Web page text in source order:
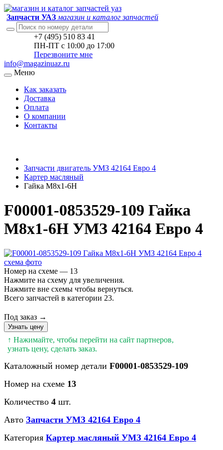
Запчасти УАЗ магазин и каталог запчастей
+7 (495) 510 83 41
ПН-ПТ с 10:00 до 17:00
Перезвоните мне
info@magazinuaz.ru
Меню
Как заказать
Доставка
Оплата
О компании
Контакты
Запчасти двигатель УМЗ 42164 Евро 4
Картер масляный
Гайка М8х1-6H
F00001-0853529-109 Гайка
М8х1-6H УМЗ 42164 Евро 4
Номер на схеме — 13
Нажмите на схему для увеличения.
Нажмите вне схемы чтобы вернуться.
Всего запчастей в категории 23.
Под заказ →
Узнать цену
↑ Нажимайте, чтобы перейти на сайт партнеров,
узнать цену, сделать заказ.
Каталожный номер детали F00001-0853529-109
Номер на схеме 13
Количество 4 шт.
Авто Запчасти УМЗ 42164 Евро 4
Категория Картер масляный УМЗ 42164 Евро 4